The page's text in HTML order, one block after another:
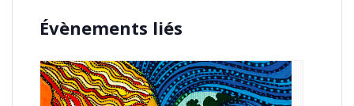
Évènements liés